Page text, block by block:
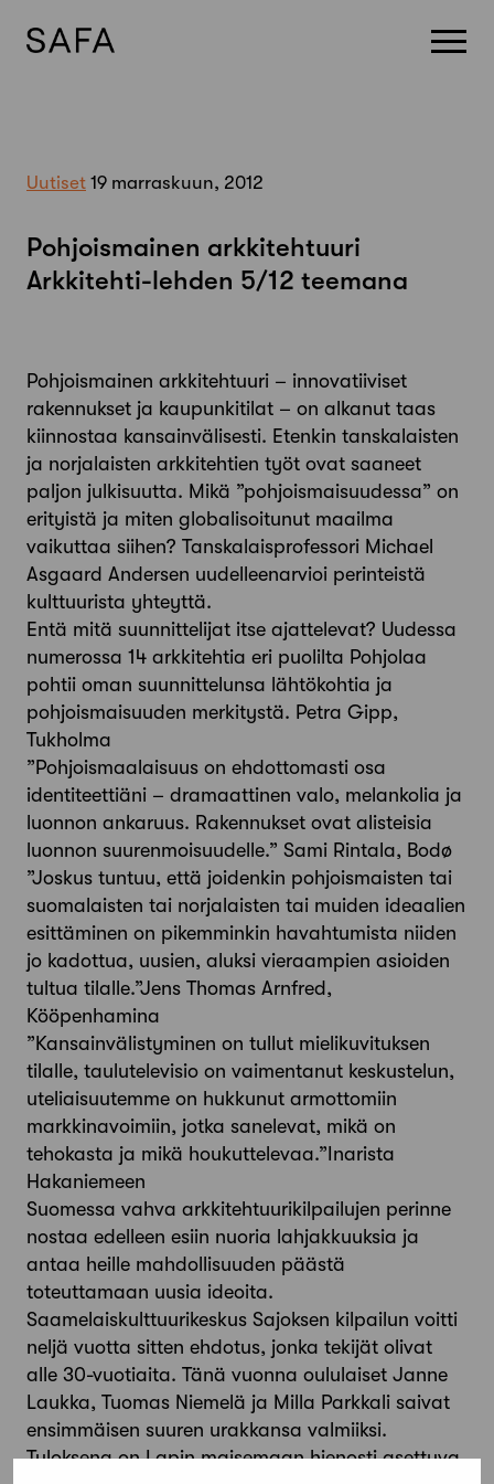
Uutiset 19 marraskuun, 2012
Pohjoismainen arkkitehtuuri
Arkkitehti-lehden 5/12 teemana
Pohjoismainen arkkitehtuuri – innovatiiviset
rakennukset ja kaupunkitilat – on alkanut taas
kiinnostaa kansainvälisesti. Etenkin tanskalaisten
ja norjalaisten arkkitehtien työt ovat saaneet
paljon julkisuutta. Mikä ”pohjoismaisuudessa” on
erityistä ja miten globalisoitunut maailma
vaikuttaa siihen? Tanskalaisprofessori Michael
Asgaard Andersen uudelleenarvioi perinteistä
kulttuurista yhteyttä.
Entä mitä suunnittelijat itse ajattelevat? Uudessa
numerossa 14 arkkitehtia eri puolilta Pohjolaa
pohtii oman suunnittelunsa lähtökohtia ja
pohjoismaisuuden merkitystä. Petra Gipp,
Tukholma
”Pohjoismaalaisuus on ehdottomasti osa
identiteettiäni – dramaattinen valo, melankolia ja
luonnon ankaruus. Rakennukset ovat alisteisia
luonnon suurenmoisuudelle.” Sami Rintala, Bodø
”Joskus tuntuu, että joidenkin pohjoismaisten tai
suomalaisten tai norjalaisten tai muiden ideaalien
esittäminen on pikemminkin havahtumista niiden
jo kadottua, uusien, aluksi vieraampien asioiden
tultua tilalle.”Jens Thomas Arnfred,
Kööpenhamina
”Kansainvälistyminen on tullut mielikuvituksen
tilalle, taulutelevisio on vaimentanut keskustelun,
uteliaisuutemme on hukkunut armottomiin
markkinavoimiin, jotka sanelevat, mikä on
tehokasta ja mikä houkuttelevaa.”Inarista
Hakaniemeen
Suomessa vahva arkkitehtuurikilpailujen perinne
nostaa edelleen esiin nuoria lahjakkuuksia ja
antaa heille mahdollisuuden päästä
toteuttamaan uusia ideoita.
Saamelaiskulttuurikeskus Sajoksen kilpailun voitti
neljä vuotta sitten ehdotus, jonka tekijät olivat
alle 30-vuotiaita. Tänä vuonna oululaiset Janne
Laukka, Tuomas Niemelä ja Milla Parkkali saivat
ensimmäisen suuren urakkansa valmiiksi.
Tuloksena on Lapin maisemaan hienosti asettuva